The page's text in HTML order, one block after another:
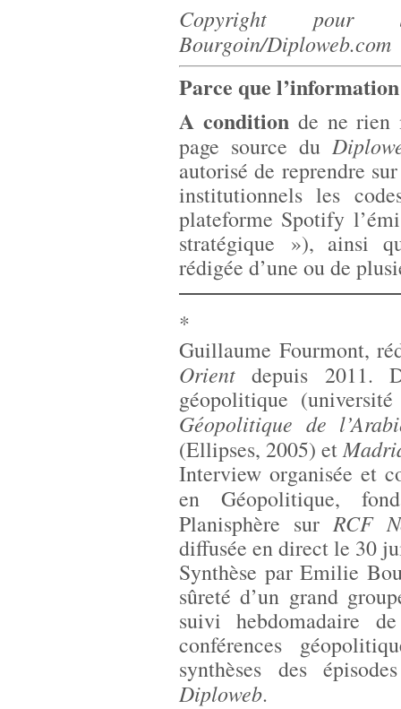
Copyright pour
Bourgoin/Diploweb.com
Parce que
A conditionde ne rien
page source du
autorisé de reprendre
institutionnels les
plateforme Spotify
stratégique »), ainsi
rédigée d’une ou de
*
Guillaume Fourmont,
Orient depuis 2011.
géopolitique
Géopolitique de
(Ellipses, 2005) et
Interview organisée et
en Géopolitique,
Planisphère sur RCF
diffusée en direct le 30
Synthèse par Emilie
sûreté d’un grand
suivi hebdomadaire
conférences
synthèses des
Diploweb.